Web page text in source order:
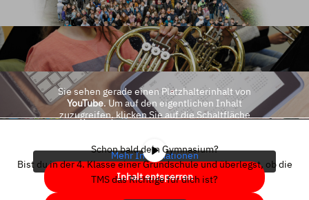
Sie sehen gerade einen Platzhalterinhalt von
YouTube. Um auf den eigentlichen Inhalt
zuzugreifen, klicken Sie auf die Schaltfläche
Mehr Informationen
Inhalt entsperren
Schon bald dein Gymnasium?
Bist du in der 4. Klasse einer Grundschule und überlegst, ob die
TMS das Richtige für dich ist?